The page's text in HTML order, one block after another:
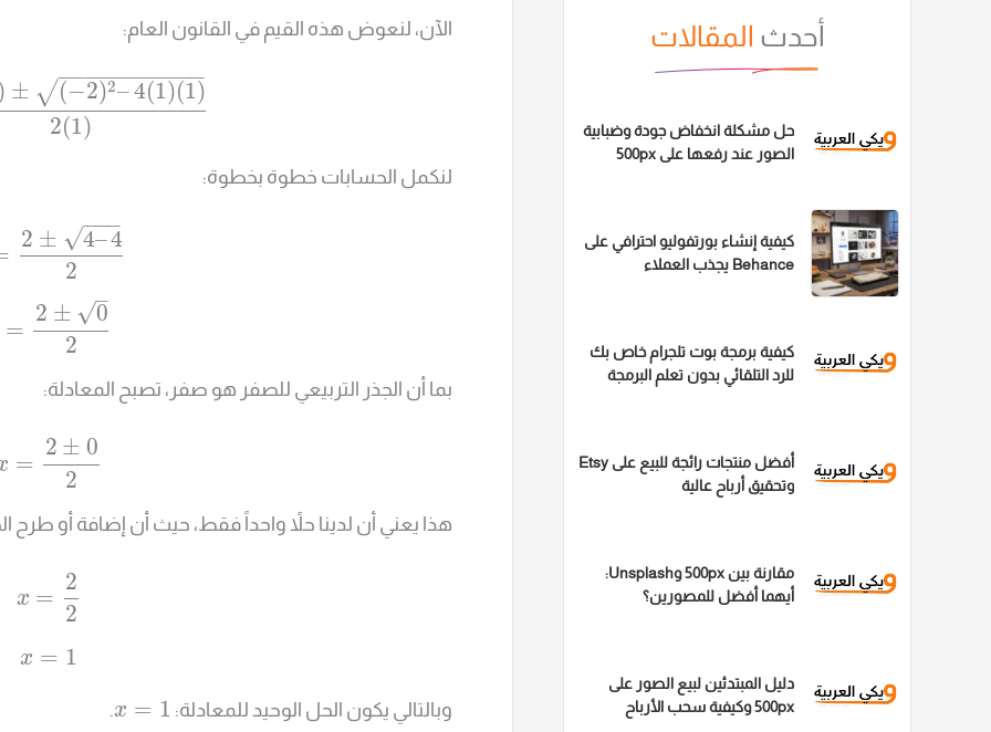
أحدث المقالات
حل مشكلة انخفاض جودة وضبابية
الصور عند رفعها على 500px
كيفية إنشاء بورتفوليو احترافي على
Behance يجذب العملاء
كيفية برمجة بوت تلجرام خاص بك
للرد التلقائي بدون تعلم البرمجة
أفضل منتجات رائجة للبيع على Etsy
وتحقيق أرباح عالية
مقارنة بين 500px وUnsplash:
أيهما أفضل للمصورين؟
دليل المبتدئين لبيع الصور على
500px وكيفية سحب الأرباح
الآن، لنعوض هذه القيم في القانون العام:
± (−2)2–4(1)(1)
− −
−−−−−−−−−
√
2(1)
لنكمل الحسابات خطوة بخطوة:
2 ± 4–4
−−
−
√
2
=
2 ± 0
–
√
2
بما أن الجذر التربيعي للصفر هو صفر، تصبح المعادلة:
=
2 ± 0
2
هذا يعني أن لدينا حلاً واحداً فقط، حيث أن إضافة أو طرح
x =
2
2
x = 1
وبالتالي يكون الحل الوحيد للمعادلة: x = 1
.